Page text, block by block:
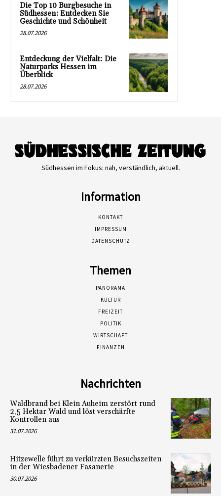
Die Top 10 Burgbesuche in
Südhessen: Entdecken Sie
Geschichte und Schönheit
28.07.2026
Entdeckung der Vielfalt: Die
Naturparks Hessen im
Überblick
28.07.2026
Südhessen im Fokus: nah, verständlich, aktuell.
Information
KONTAKT
IMPRESSUM
DATENSCHUTZ
Themen
PANORAMA
KULTUR
FREIZEIT
POLITIK
WIRTSCHAFT
FINANZEN
Nachrichten
Waldbrand bei Klein Auheim zerstört rund
2,5 Hektar Wald und löst verschärfte
Kontrollen aus
31.07.2026
Hitzewelle führt zu verkürzten Besuchszeiten
in der Wiesbadener Fasanerie
30.07.2026